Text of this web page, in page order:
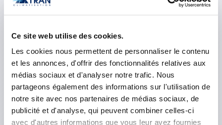
Ce site web utilise des cookies.
Les cookies nous permettent de personnaliser le contenu
et les annonces, d'offrir des fonctionnalités relatives aux
médias sociaux et d'analyser notre trafic. Nous
partageons également des informations sur l'utilisation de
notre site avec nos partenaires de médias sociaux, de
publicité et d'analyse, qui peuvent combiner celles-ci
avec d'autres informations que vous leur avez fournies
Verchères
Les Maskoutains
Saint-Hyacinthe
Saint-Pie